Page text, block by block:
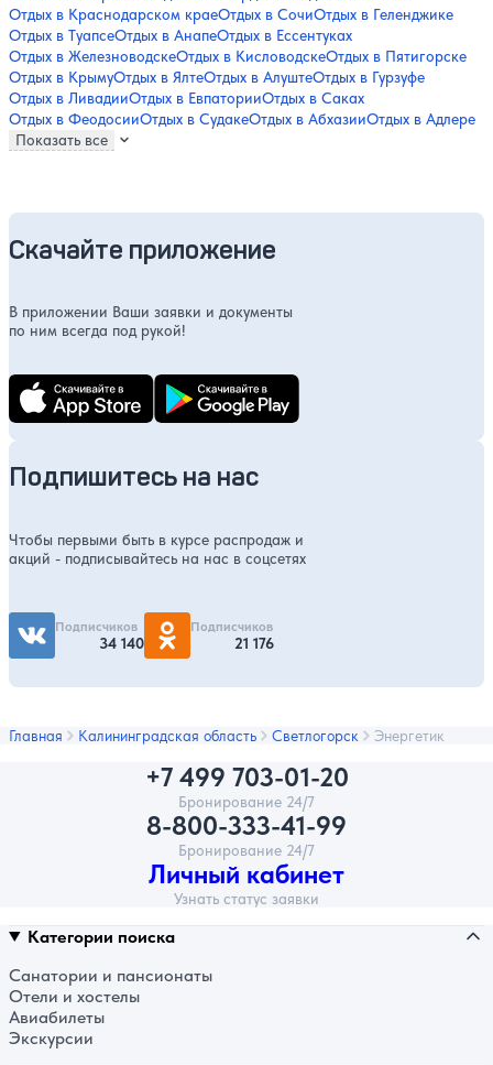
Отдых в Краснодарском краеОтдых в СочиОтдых в Геленджике
Отдых в ТуапсеОтдых в АнапеОтдых в Ессентуках
Отдых в ЖелезноводскеОтдых в КисловодскеОтдых в Пятигорске
Отдых в КрымуОтдых в ЯлтеОтдых в АлуштеОтдых в Гурзуфе
Отдых в ЛивадииОтдых в ЕвпаторииОтдых в Саках
Отдых в ФеодосииОтдых в СудакеОтдых в АбхазииОтдых в Адлере
Показать все
Скачайте приложение
В приложении Ваши заявки и документы
по ним всегда под рукой!
Подпишитесь на нас
Чтобы первыми быть в курсе распродаж и
акций - подписывайтесь на нас в соцсетях
Подписчиков
34 140
Подписчиков
21 176
Главная Калининградская область Светлогорск Энергетик
+7 499 703-01-20
Бронирование 24/7
8-800-333-41-99
Бронирование 24/7
Личный кабинет
Узнать статус заявки
Категории поиска
Санатории и пансионаты
Отели и хостелы
Авиабилеты
Экскурсии